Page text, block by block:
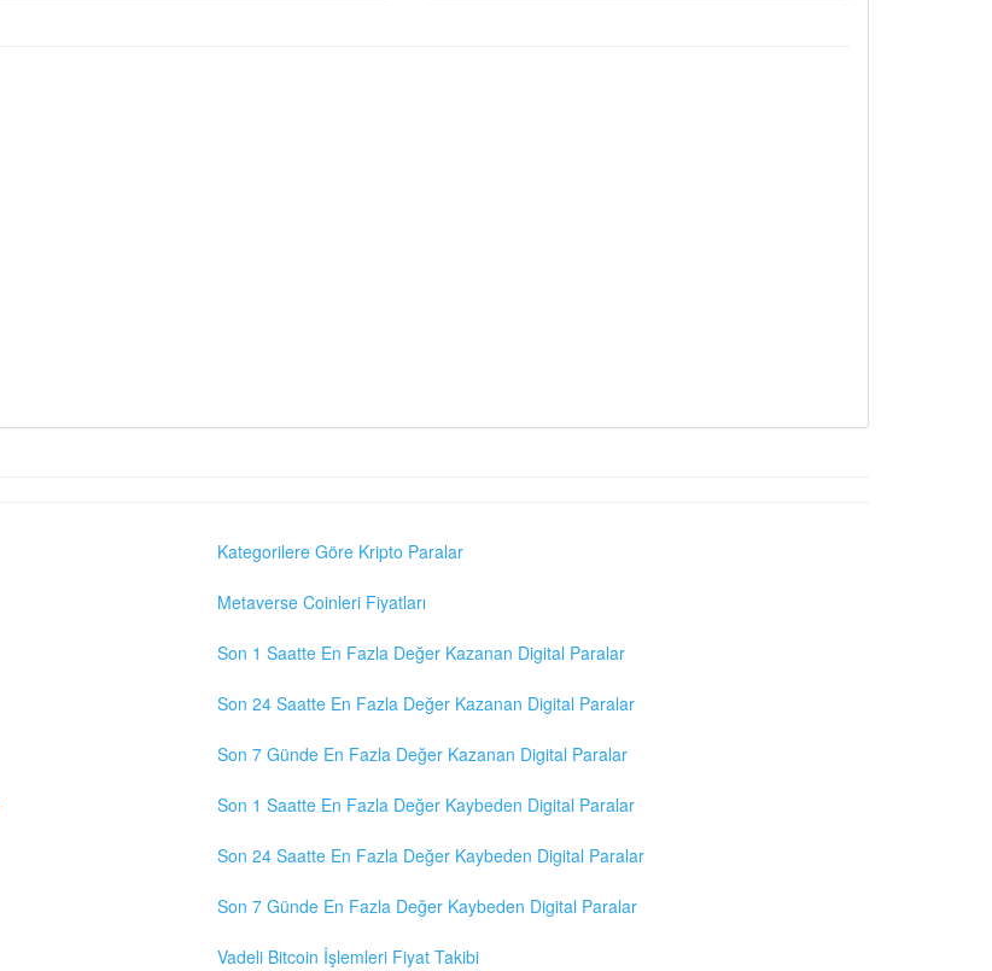
Kategorilere Göre Kripto Paralar
Metaverse Coinleri Fiyatları
Son 1 Saatte En Fazla Değer Kazanan Digital Paralar
Son 24 Saatte En Fazla Değer Kazanan Digital Paralar
Son 7 Günde En Fazla Değer Kazanan Digital Paralar
Son 1 Saatte En Fazla Değer Kaybeden Digital Paralar
Son 24 Saatte En Fazla Değer Kaybeden Digital Paralar
Son 7 Günde En Fazla Değer Kaybeden Digital Paralar
Vadeli Bitcoin İşlemleri Fiyat Takibi